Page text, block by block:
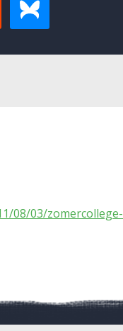
08/03/zomercollege-